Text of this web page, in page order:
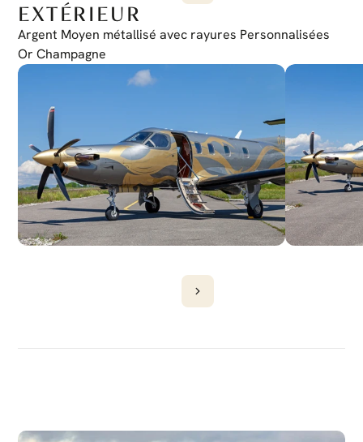
EXTÉRIEUR
Argent Moyen métallisé avec rayures Personnalisées
Or Champagne
PLUS D'AVIONS